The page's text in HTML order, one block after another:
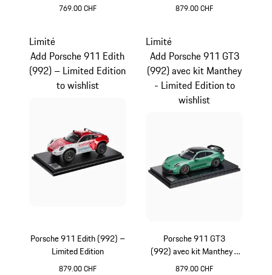
769.00 CHF 879.00 CHF
Porsche 911 Edith (992) –
Limited Edition
879.00 CHF
Limité
Add Porsche 911 Edith
(992) – Limited Edition
to wishlist
Porsche 911 GT3
(992) avec kit Manthey -
Limited Edition
879.00 CHF
Limité
Add Porsche 911 GT3
(992) avec kit Manthey
- Limited Edition to
wishlist